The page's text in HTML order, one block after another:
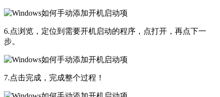
6.点浏览，定位到需要开机启动的程序，点打开，再点下一
步。
7.点击完成，完成整个过程！